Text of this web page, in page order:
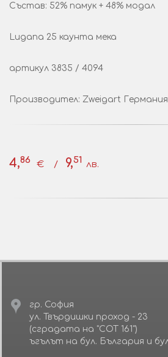
Състав: 52% памук + 48% модал
Lugana 25 каунта мека
артикул 3835 / 4094
Производител: Zweigart Германия
4,86 € / 9,51 лв.
гр. София
ул. Твърдишки проход - 23
(сградата на "СОТ 161")
ъгълът на бул. България и